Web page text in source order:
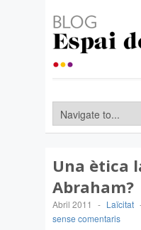
Una ètica
Abraham?
Abril 2011 - Laïcitat
sense comentaris